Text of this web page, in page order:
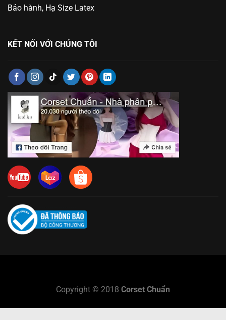
Bảo hành, Hạ Size Latex
KẾT NỐI VỚI CHÚNG TÔI
Copyright © 2018 Corset Chuẩn